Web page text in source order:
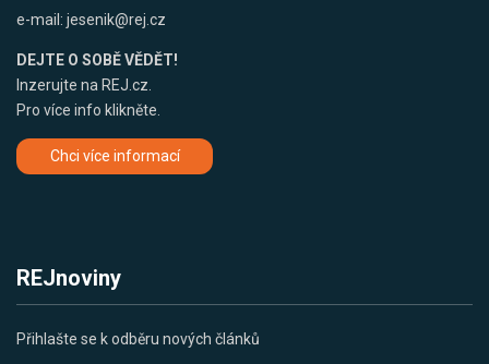
e-mail: jesenik@rej.cz
DEJTE O SOBĚ VĚDĚT!
Inzerujte na REJ.cz.
Pro více info klikněte.
Chci více informací
REJnoviny
Přihlašte se k odběru nových článků